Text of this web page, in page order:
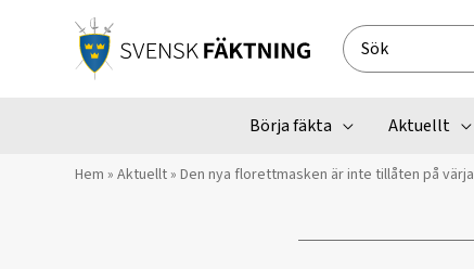
Search
for:
Börja fäkta Aktuellt
Hem » Aktuellt» Den nya florettmasken är inte tillåten på värja